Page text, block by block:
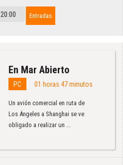
20:00 Entradas
En Mar Abierto
PC 01 horas 47 minutos
Un avión comercial en ruta de
Los Ángeles a Shanghai se ve
obligado a realizar un ...